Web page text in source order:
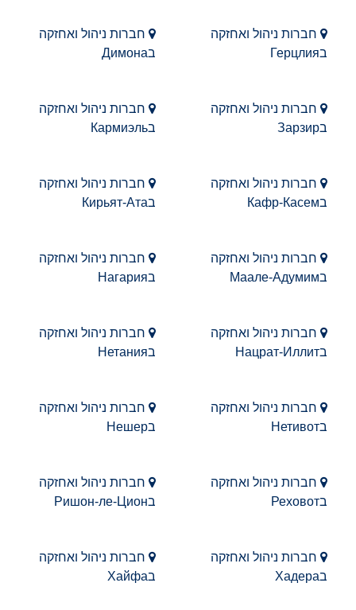
חברות ניהול ואחזקה
בГерцлия
חברות ניהול ואחזקה
בДимона
חברות ניהול ואחזקה
בЗарзир
חברות ניהול ואחזקה
בКармиэль
חברות ניהול ואחזקה
בКафр-Касем
חברות ניהול ואחזקה
בКирьят-Ата
חברות ניהול ואחזקה
בМаале-Адумим
חברות ניהול ואחזקה
בНагария
חברות ניהול ואחזקה
בНацрат-Иллит
חברות ניהול ואחזקה
בНетания
חברות ניהול ואחזקה
בНетивот
חברות ניהול ואחזקה
בНешер
חברות ניהול ואחזקה
בРеховот
חברות ניהול ואחזקה
בРишон-ле-Цион
חברות ניהול ואחזקה
בХадера
חברות ניהול ואחזקה
בХайфа